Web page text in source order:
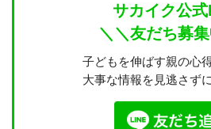
サカイク公
＼＼友だち募
子どもを伸ばす親の心
大事な情報を見逃さず